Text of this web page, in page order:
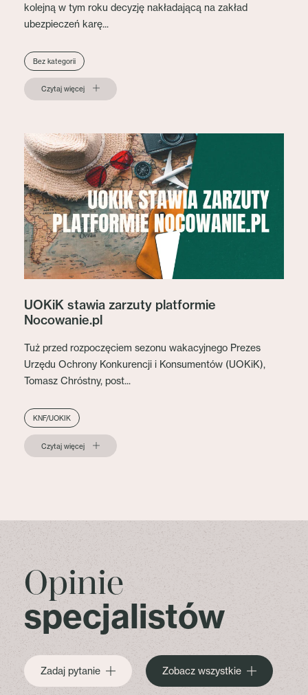
kolejną w tym roku decyzję nakładającą na zakład
ubezpieczeń karę...
Bez kategorii
Czytaj więcej
UOKiK stawia zarzuty platformie
Nocowanie.pl
Tuż przed rozpoczęciem sezonu wakacyjnego Prezes
Urzędu Ochrony Konkurencji i Konsumentów (UOKiK),
Tomasz Chróstny, post...
KNF/UOKIK
Czytaj więcej
Opinie
specjalistów
Zadaj pytanie Zobacz wszystkie